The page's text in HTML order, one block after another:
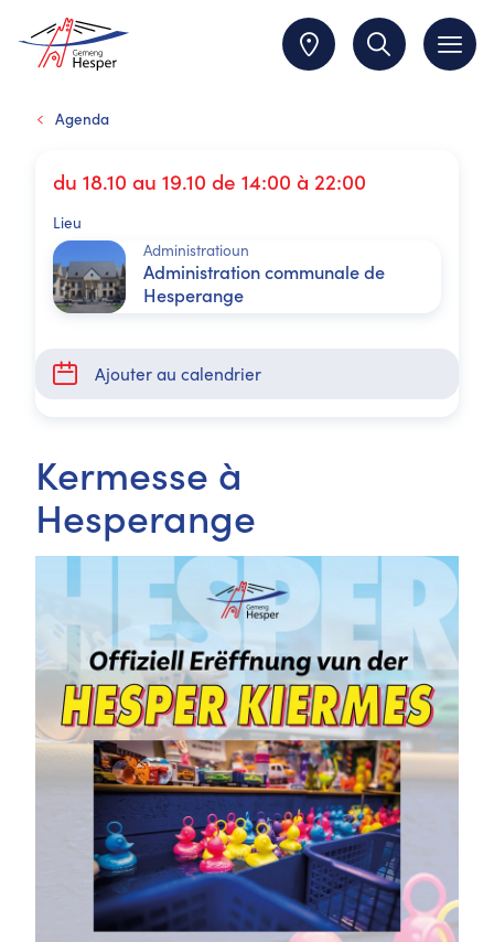
Agenda
du 18.10 au 19.10 de 14:00 à 22:00
Lieu
Administratioun
Administration communale de
Hesperange
Ajouter au calendrier
Kermesse à
Hesperange